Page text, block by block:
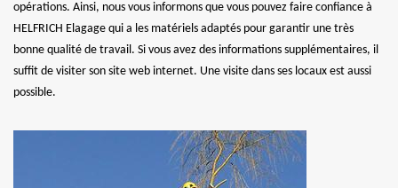
opérations. Ainsi, nous vous informons que vous pouvez faire confiance à
HELFRICH Elagage qui a les matériels adaptés pour garantir une très
bonne qualité de travail. Si vous avez des informations supplémentaires, il
suffit de visiter son site web internet. Une visite dans ses locaux est aussi
possible.